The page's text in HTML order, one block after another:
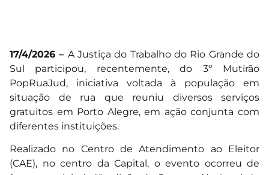
17/4/2026 – A Justiça do Trabalho do Rio Grande do
Sul participou, recentemente, do 3º Mutirão
PopRuaJud, iniciativa voltada à população em
situação de rua que reuniu diversos serviços
gratuitos em Porto Alegre, em ação conjunta com
diferentes instituições.
Realizado no Centro de Atendimento ao Eleitor
(CAE), no centro da Capital, o evento ocorreu de